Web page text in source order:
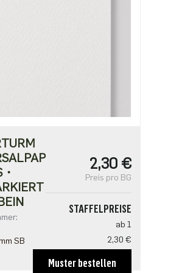
・
SB
2,30 €
Preis pro BG
STAFFELPREISE
ab 1
2,30 €
1,59 €
Muster bestellen